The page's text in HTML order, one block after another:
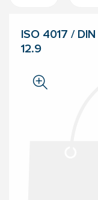
ISO 4017 /
12.9